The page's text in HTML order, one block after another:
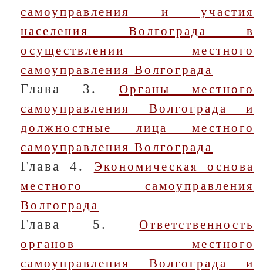
самоуправления и участия
населения Волгограда в
осуществлении местного
самоуправления Волгограда
Глава 3. Органы местного
самоуправления Волгограда и
должностные лица местного
самоуправления Волгограда
Глава 4. Экономическая основа
местного самоуправления
Волгограда
Глава 5. Ответственность
органов местного
самоуправления Волгограда и